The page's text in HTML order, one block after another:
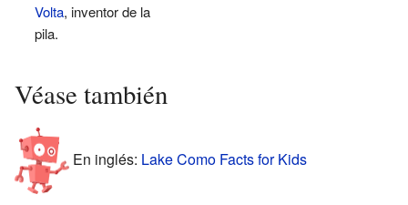
Volta, inventor de la
pila.
Véase también
En inglés: Lake Como Facts for Kids